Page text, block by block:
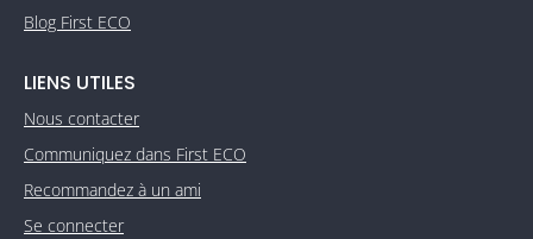
Blog First ECO
LIENS UTILES
Nous contacter
Communiquez dans First ECO
Recommandez à un ami
Se connecter